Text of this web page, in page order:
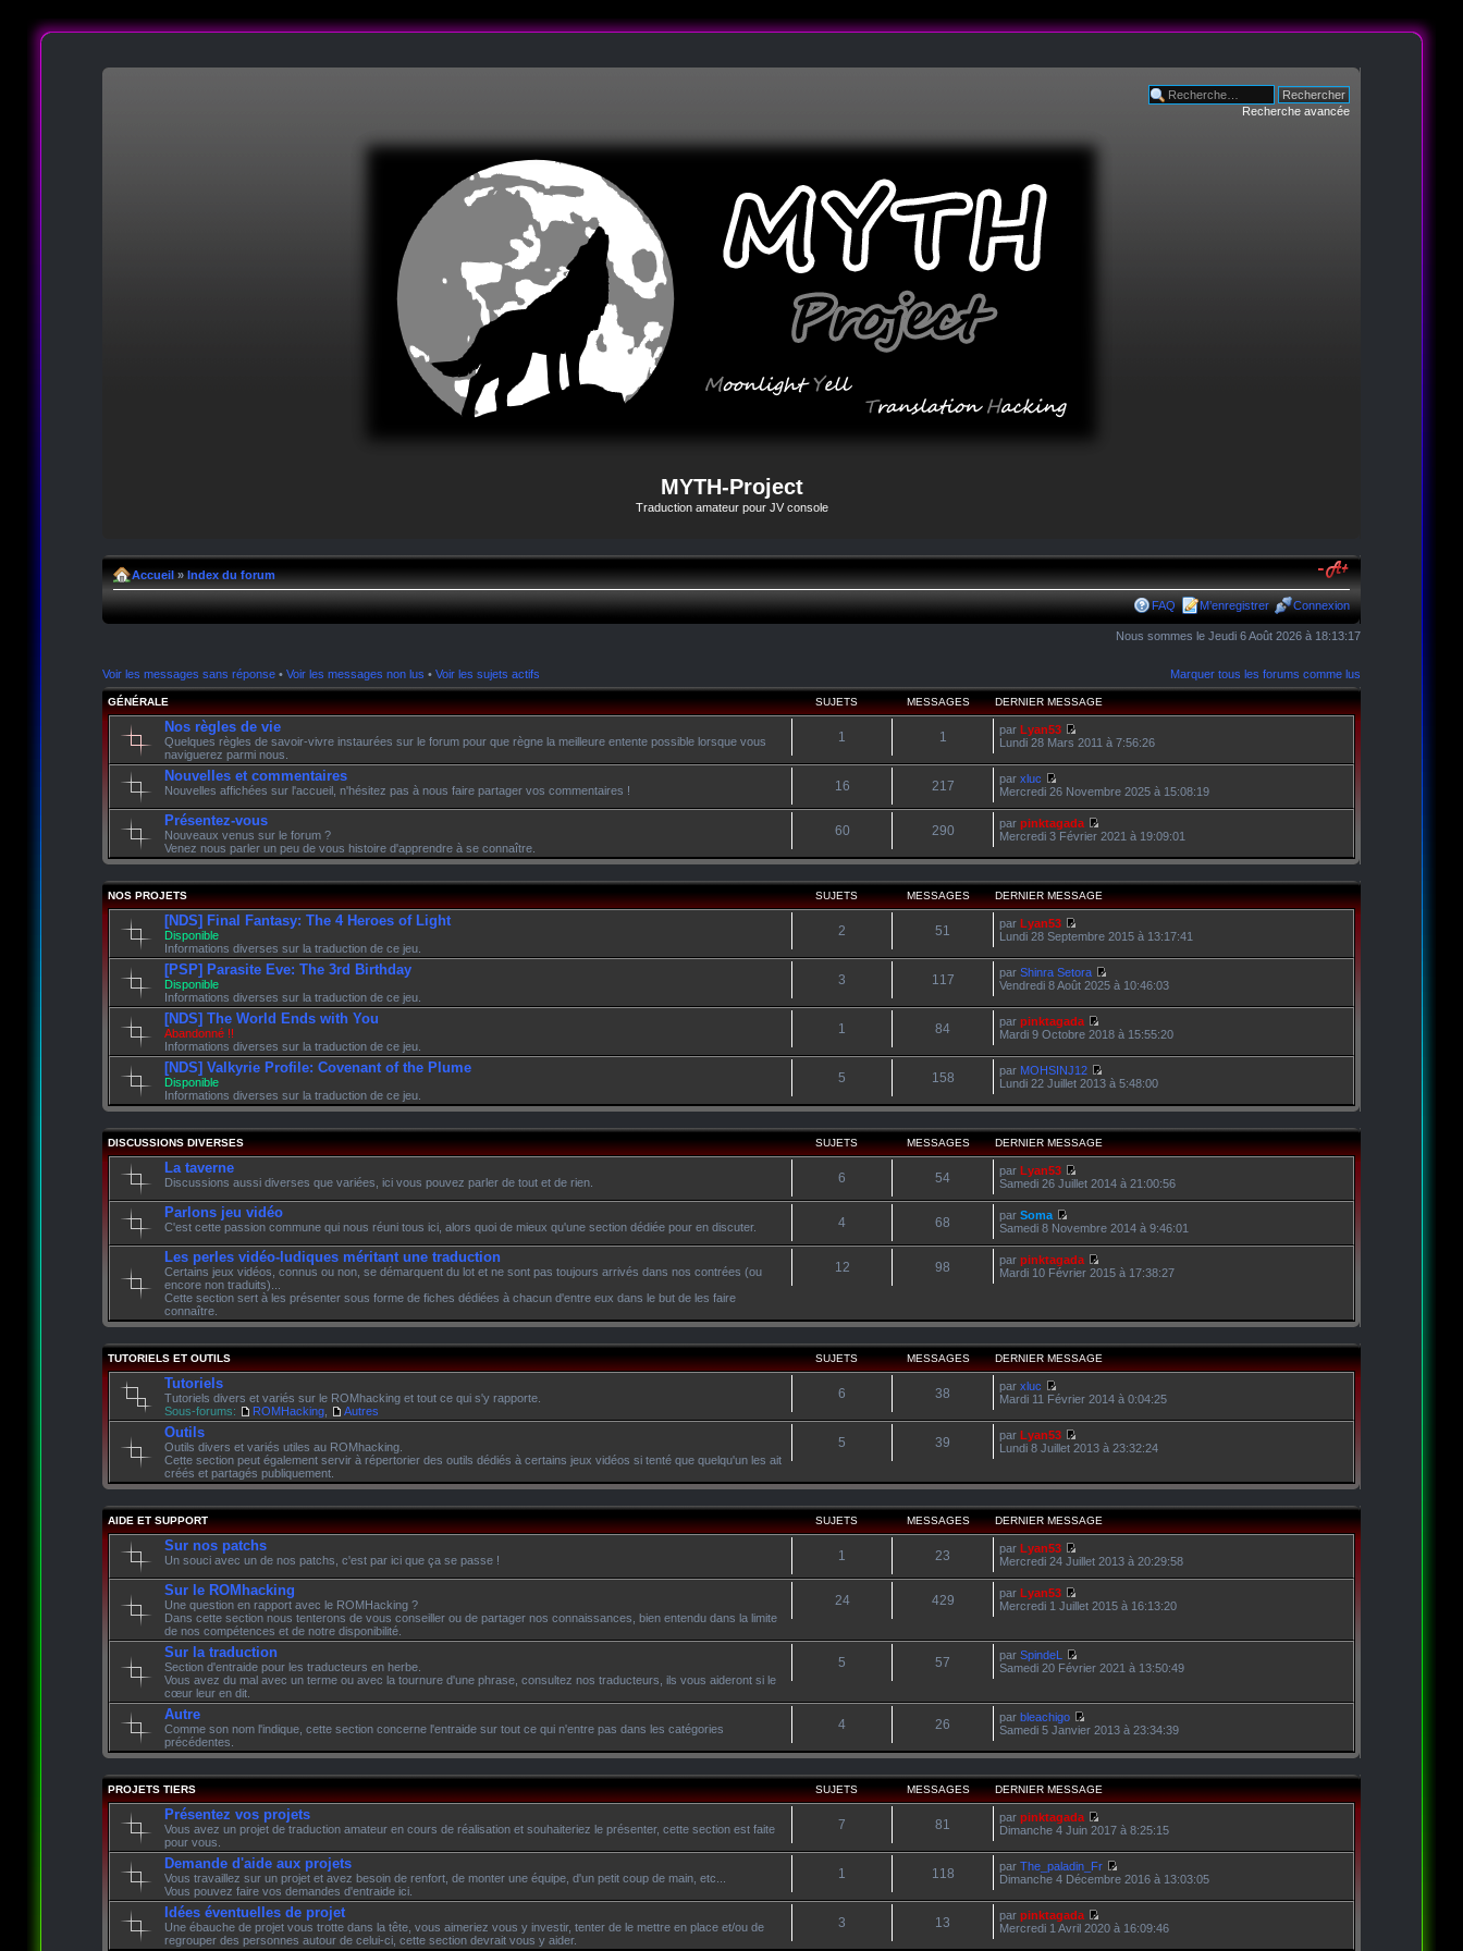
Recherche avancée
MYTH-Project
Traduction amateur pour JV console
Accueil» Index du forum
FAQ M’enregistrer Connexion
Nous sommes le Jeudi 6 Août 2026 à 18:13:17
Voir les messages sans réponse• Voir les messages non lus • Voir les sujets actifs Marquer tous les forums comme lus
GÉNÉRALE SUJETS MESSAGES DERNIER MESSAGE
Nos règles de vie
Quelques règles de savoir-vivre instaurées sur le forum pour que règne la meilleure entente possible lorsque vous
naviguerez parmi nous.
1 1 par Lyan53
Lundi 28 Mars 2011 à 7:56:26
Nouvelles et commentaires
Nouvelles affichées sur l'accueil, n'hésitez pas à nous faire partager vos commentaires ! 16 217 par xluc
Mercredi 26 Novembre 2025 à 15:08:19
Présentez-vous
Nouveaux venus sur le forum ?
Venez nous parler un peu de vous histoire d'apprendre à se connaître.
60 290 par pinktagada
Mercredi 3 Février 2021 à 19:09:01
NOS PROJETS SUJETS MESSAGES DERNIER MESSAGE
[NDS] Final Fantasy: The 4 Heroes of Light
Disponible
Informations diverses sur la traduction de ce jeu.
2 51 par Lyan53
Lundi 28 Septembre 2015 à 13:17:41
[PSP] Parasite Eve: The 3rd Birthday
Disponible
Informations diverses sur la traduction de ce jeu.
3 117 par Shinra Setora
Vendredi 8 Août 2025 à 10:46:03
[NDS] The World Ends with You
Abandonné !!
Informations diverses sur la traduction de ce jeu.
1 84 par pinktagada
Mardi 9 Octobre 2018 à 15:55:20
[NDS] Valkyrie Profile: Covenant of the Plume
Disponible
Informations diverses sur la traduction de ce jeu.
5 158 par MOHSINJ12
Lundi 22 Juillet 2013 à 5:48:00
DISCUSSIONS DIVERSES SUJETS MESSAGES DERNIER MESSAGE
La taverne
Discussions aussi diverses que variées, ici vous pouvez parler de tout et de rien. 6 54 par Lyan53
Samedi 26 Juillet 2014 à 21:00:56
Parlons jeu vidéo
C'est cette passion commune qui nous réuni tous ici, alors quoi de mieux qu'une section dédiée pour en discuter. 4 68 par Soma
Samedi 8 Novembre 2014 à 9:46:01
Les perles vidéo-ludiques méritant une traduction
Certains jeux vidéos, connus ou non, se démarquent du lot et ne sont pas toujours arrivés dans nos contrées (ou
encore non traduits)...
Cette section sert à les présenter sous forme de fiches dédiées à chacun d'entre eux dans le but de les faire
connaître.
12 98 par pinktagada
Mardi 10 Février 2015 à 17:38:27
TUTORIELS ET OUTILS SUJETS MESSAGES DERNIER MESSAGE
Tutoriels
Tutoriels divers et variés sur le ROMhacking et tout ce qui s'y rapporte.
Sous-forums:
ROMHacking, Autres
6 38 par xluc
Mardi 11 Février 2014 à 0:04:25
Outils
Outils divers et variés utiles au ROMhacking.
Cette section peut également servir à répertorier des outils dédiés à certains jeux vidéos si tenté que quelqu'un les ait
créés et partagés publiquement.
5 39 par Lyan53
Lundi 8 Juillet 2013 à 23:32:24
AIDE ET SUPPORT SUJETS MESSAGES DERNIER MESSAGE
Sur nos patchs
Un souci avec un de nos patchs, c'est par ici que ça se passe ! 1 23 par Lyan53
Mercredi 24 Juillet 2013 à 20:29:58
Sur le ROMhacking
Une question en rapport avec le ROMHacking ?
Dans cette section nous tenterons de vous conseiller ou de partager nos connaissances, bien entendu dans la limite
de nos compétences et de notre disponibilité.
24 429 par Lyan53
Mercredi 1 Juillet 2015 à 16:13:20
Sur la traduction
Section d'entraide pour les traducteurs en herbe.
Vous avez du mal avec un terme ou avec la tournure d'une phrase, consultez nos traducteurs, ils vous aideront si le
cœur leur en dit.
5 57 par SpindeL
Samedi 20 Février 2021 à 13:50:49
Autre
Comme son nom l'indique, cette section concerne l'entraide sur tout ce qui n'entre pas dans les catégories
précédentes.
4 26 par bleachigo
Samedi 5 Janvier 2013 à 23:34:39
PROJETS TIERS SUJETS MESSAGES DERNIER MESSAGE
Présentez vos projets
Vous avez un projet de traduction amateur en cours de réalisation et souhaiteriez le présenter, cette section est faite
pour vous.
7 81 par pinktagada
Dimanche 4 Juin 2017 à 8:25:15
Demande d'aide aux projets
Vous travaillez sur un projet et avez besoin de renfort, de monter une équipe, d'un petit coup de main, etc...
Vous pouvez faire vos demandes d'entraide ici.
1 118 par The_paladin_Fr
Dimanche 4 Décembre 2016 à 13:03:05
Idées éventuelles de projet
Une ébauche de projet vous trotte dans la tête, vous aimeriez vous y investir, tenter de le mettre en place et/ou de
regrouper des personnes autour de celui-ci, cette section devrait vous y aider.
3 13 par pinktagada
Mercredi 1 Avril 2020 à 16:09:46